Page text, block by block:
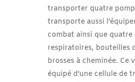
transporter quatre
transporte aussi
combat ainsi que quatre
respiratoires, bouteilles
brosses à cheminée. Ce
équipé d’une cellule de